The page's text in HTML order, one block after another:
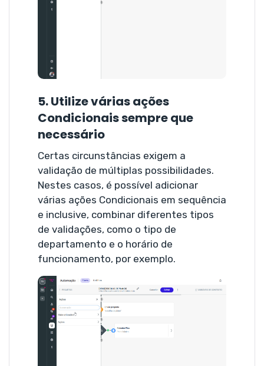
5. Utilize várias ações
Condicionais sempre que
necessário
Certas circunstâncias exigem a
validação de múltiplas possibilidades.
Nestes casos, é possível adicionar
várias ações Condicionais em sequência
e inclusive, combinar diferentes tipos
de validações, como o tipo de
departamento e o horário de
funcionamento, por exemplo.